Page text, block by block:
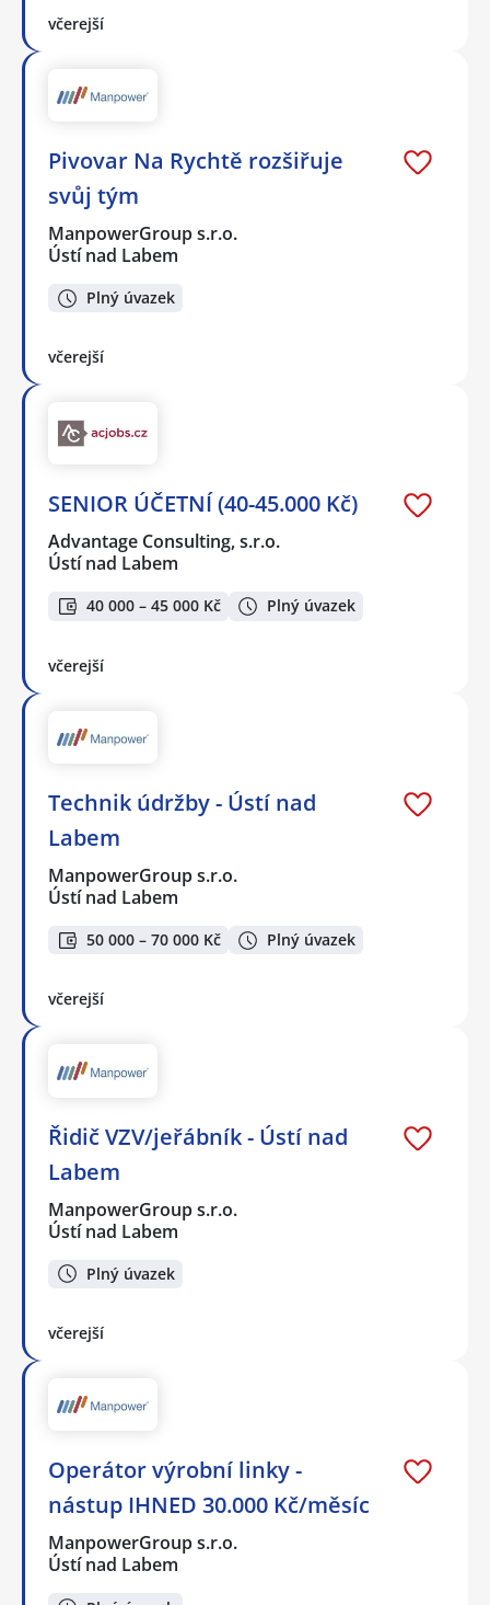
včerejší
Pivovar Na Rychtě rozšiřuje
svůj tým
ManpowerGroup s.r.o.
Ústí nad Labem
Plný úvazek
včerejší
SENIOR ÚČETNÍ (40-45.000 Kč)
Advantage Consulting, s.r.o.
Ústí nad Labem
40 000 – 45 000 Kč Plný úvazek
včerejší
Technik údržby - Ústí nad
Labem
ManpowerGroup s.r.o.
Ústí nad Labem
50 000 – 70 000 Kč Plný úvazek
včerejší
Řidič VZV/jeřábník - Ústí nad
Labem
ManpowerGroup s.r.o.
Ústí nad Labem
Plný úvazek
včerejší
Operátor výrobní linky -
nástup IHNED 30.000 Kč/měsíc
ManpowerGroup s.r.o.
Ústí nad Labem